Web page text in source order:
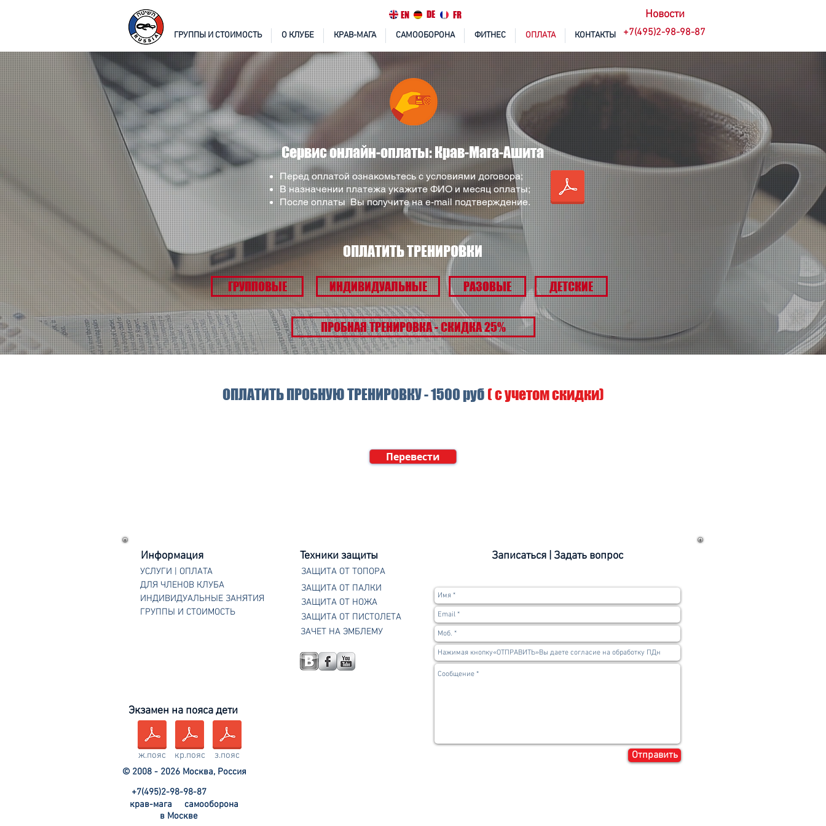
EN DE FR
ГРУППЫ И СТОИМОСТЬ О КЛУБЕ КРАВ-МАГА САМООБОРОНА ФИТНЕС ОПЛАТА КОНТАКТЫ
Новости
+7(495)2-98-98-87
Сервис онлайн-оплаты: Крав-Мага-Ашита
Перед оплатой ознакомьтесь с условиями договора;
В назначении платежа укажите ФИО и месяц оплаты;
После оплаты Вы получите на e-mail подтверждение.
ОПЛАТИТЬ ТРЕНИРОВКИ
ГРУППОВЫЕ ИНДИВИДУАЛЬНЫЕ РАЗОВЫЕ ДЕТСКИЕ
ПРОБНАЯ ТРЕНИРОВКА - СКИДКА 25%
ОПЛАТИТЬ ПРОБНУЮ ТРЕНИРОВКУ - 1500 руб ( с учетом скидки)
Перевести
Информация
УСЛУГИ | ОПЛАТА
ДЛЯ ЧЛЕНОВ КЛУБА
ИНДИВИДУАЛЬНЫЕ ЗАНЯТИЯ
ГРУППЫ И СТОИМОСТЬ
Экзамен на пояса дети
ж.пояс кр.пояс
з.пояс
© 2008 - 2026 Москва, Россия
Техники защиты
ЗАЩИТА ОТ ТОПОРА
ЗАЩИТА ОТ ПАЛКИ
ЗАЩИТА ОТ НОЖА
ЗАЩИТА ОТ ПИСТОЛЕТА
ЗАЧЕТ НА ЭМБЛЕМУ
Записаться | Задать вопрос
Отправить
+7(495)2-98-98-87
крав-мага
самооборона
в Москве